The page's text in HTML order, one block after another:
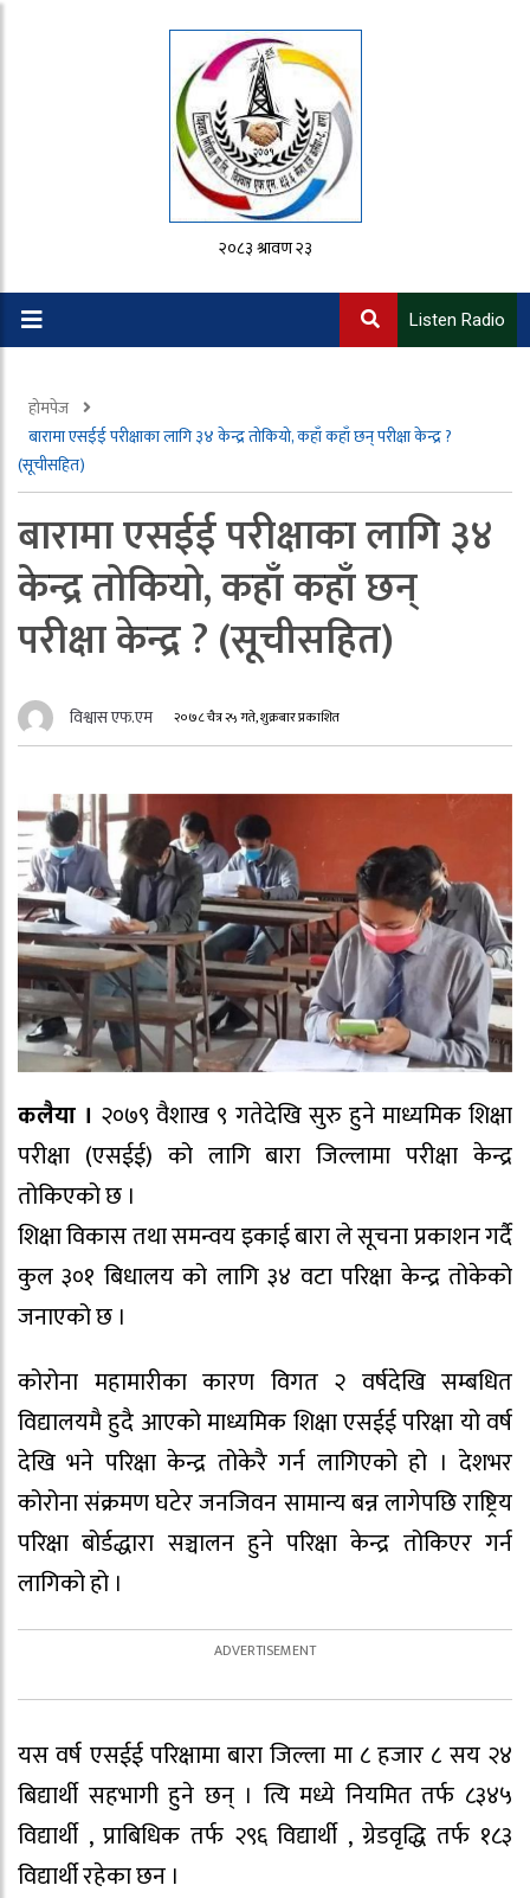
२०८३ श्रावण २३
Listen Radio
होमपेज
बारामा एसईई परीक्षाका लागि ३४ केन्द्र तोकियो, कहाँ कहाँ छन् परीक्षा केन्द्र ?
(सूचीसहित)
बारामा एसईई परीक्षाका लागि ३४
केन्द्र तोकियो, कहाँ कहाँ छन्
परीक्षा केन्द्र ? (सूचीसहित)
विश्वास एफ.एम २०७८ चैत्र २५ गते, शुक्रबार प्रकाशित
कलैया । २०७९ वैशाख ९ गतेदेखि सुरु हुने माध्यमिक शिक्षा
परीक्षा (एसईई) को लागि बारा जिल्लामा परीक्षा केन्द्र
तोकिएको छ ।
शिक्षा विकास तथा समन्वय इकाई बारा ले सूचना प्रकाशन गर्दै
कुल ३०१ बिधालय को लागि ३४ वटा परिक्षा केन्द्र तोकेको
जनाएको छ ।
कोरोना महामारीका कारण विगत २ वर्षदेखि सम्बधित
विद्यालयमै हुदै आएको माध्यमिक शिक्षा एसईई परिक्षा यो वर्ष
देखि भने परिक्षा केन्द्र तोकेरै गर्न लागिएको हो । देशभर
कोरोना संक्रमण घटेर जनजिवन सामान्य बन्न लागेपछि राष्ट्रिय
परिक्षा बोर्डद्धारा सञ्चालन हुने परिक्षा केन्द्र तोकिएर गर्न
लागिको हो ।
यस वर्ष एसईई परिक्षामा बारा जिल्ला मा ८ हजार ८ सय २४
बिद्यार्थी सहभागी हुने छन् । त्यि मध्ये नियमित तर्फ ८३४५
विद्यार्थी , प्राबिधिक तर्फ २९६ विद्यार्थी , ग्रेडवृद्धि तर्फ १८३
विद्यार्थी रहेका छन ।